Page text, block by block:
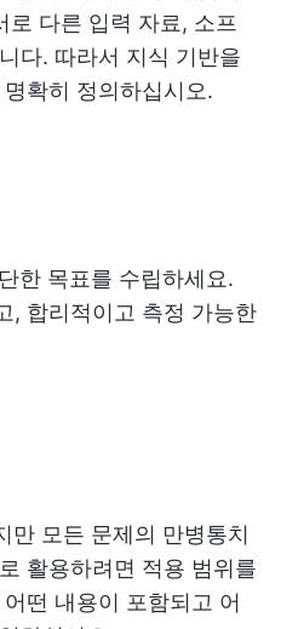
로 다른 입력 자료, 소프
다. 따라서 지식 기반을
확히 정의하십시오.
한 목표를 수립하세요.
, 합리적이고 측정 가능한
만 모든 문제의 만병통치
활용하려면 적용 범위를
떤 내용이 포함되고 어